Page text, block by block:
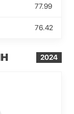
77.99
76.42
2024